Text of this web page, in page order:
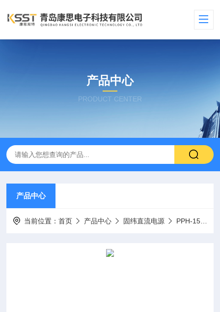
产品中心
PRODUCT CENTER
产品中心
当前位置：首页 产品中心 固纬直流电源 PPH-1503（线性）可编程单通道直流电源